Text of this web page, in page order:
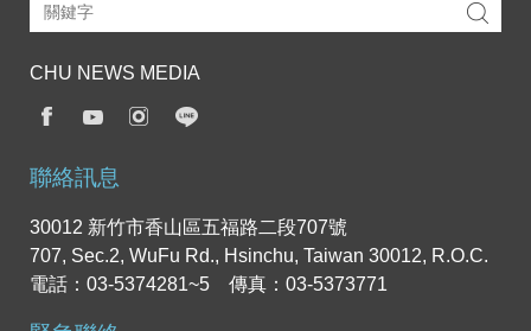
CHU NEWS MEDIA
聯絡訊息
30012 新竹市香山區五福路二段707號
707, Sec.2, WuFu Rd., Hsinchu, Taiwan 30012, R.O.C.
電話：03-5374281~5 傳真：03-5373771